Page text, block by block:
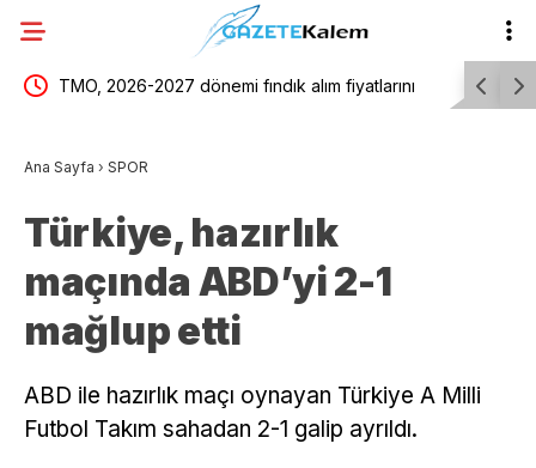
TMO, 2026-2027 dönemi fındık alım fiyatlarını
Ana Sayfa › SPOR
Türkiye, hazırlık
maçında ABD’yi 2-1
mağlup etti
ABD ile hazırlık maçı oynayan Türkiye A Milli
Futbol Takım sahadan 2-1 galip ayrıldı.